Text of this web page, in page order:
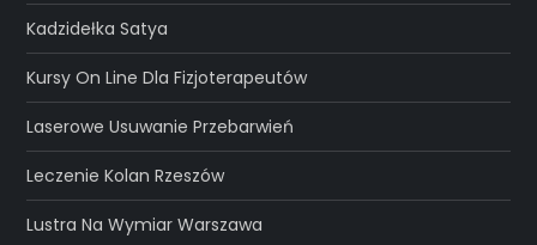
Kadzidełka Satya
Kursy On Line Dla Fizjoterapeutów
Laserowe Usuwanie Przebarwień
Leczenie Kolan Rzeszów
Lustra Na Wymiar Warszawa